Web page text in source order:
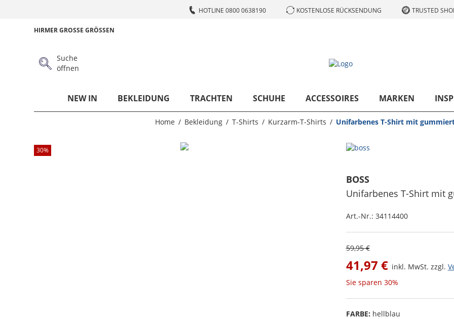
HOTLINE 0800 0638190 KOSTENLOSE RÜCKSENDUNG TRUSTED
HIRMER GROSSE GRÖSSEN
Suche
öffnen
NEW IN BEKLEIDUNG TRACHTEN SCHUHE ACCESSOIRES MARKEN
Home Bekleidung T-Shirts Kurzarm-T-Shirts Unifarbenes T-Shirt mit
30%
BOSS
Unifarbenes T-Shirt mit
Art.-Nr.: 34114400
59,95 €
41,97 € inkl. MwSt. zzgl.
Sie sparen 30%
FARBE: hellblau